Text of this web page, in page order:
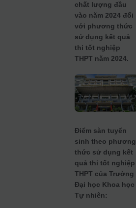
chất lượng đầu
vào năm 2024 đối
với phương thức
sử dụng kết quả
thi tốt nghiệp
THPT năm 2024.
Điểm sàn tuyển
sinh theo phương
thức sử dụng kết
quả thi tốt nghiệp
THPT của Trường
Đại học Khoa học
Tự nhiên: